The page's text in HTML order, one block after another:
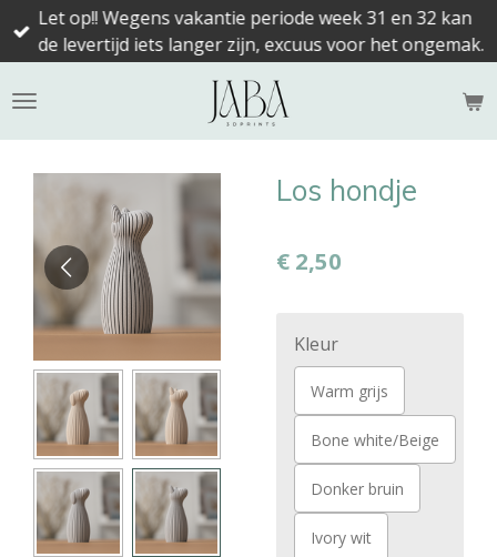
Ga
direct
de
Let op!! Wegens vakantie periode week 31 en 32 kan
de levertijd iets langer zijn, excuus voor het ongemak.
Los hondje
€ 2,50
Kleur
Warm grijs
Bone white/Beige
Donker bruin
Ivory wit